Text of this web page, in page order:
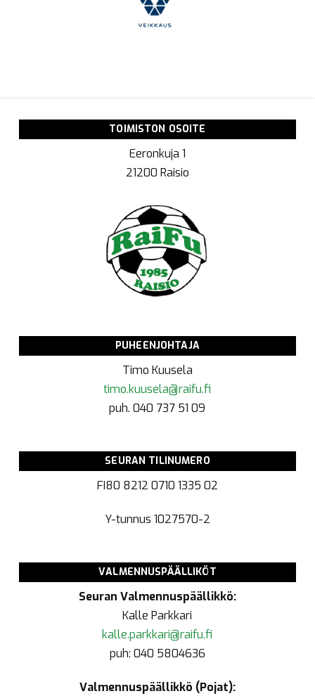
TOIMISTON OSOITE
Eeronkuja 1
21200 Raisio
PUHEENJOHTAJA
Timo Kuusela
timo.kuusela@raifu.fi
puh. 040 737 51 09
SEURAN TILINUMERO
FI80 8212 0710 1335 02
Y-tunnus 1027570-2
VALMENNUSPÄÄLLIKÖT
Seuran Valmennuspäällikkö:
Kalle Parkkari
kalle.parkkari@raifu.fi
puh: 040 5804636
Valmennuspäällikkö (Pojat):